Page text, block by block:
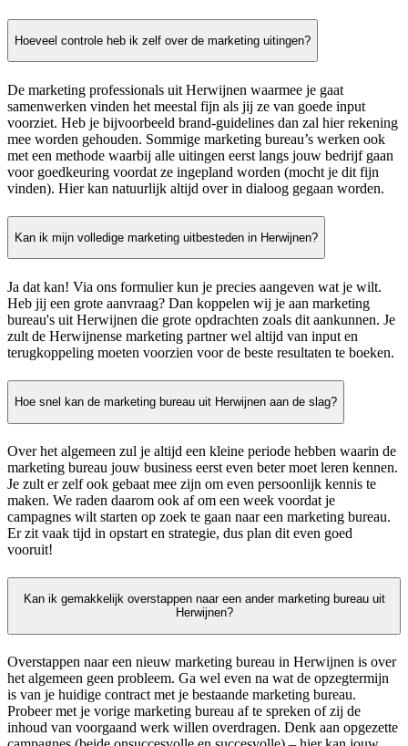
Hoeveel controle heb ik zelf over de marketing uitingen?
De marketing professionals uit Herwijnen waarmee je gaat
samenwerken vinden het meestal fijn als jij ze van goede input
voorziet. Heb je bijvoorbeeld brand-guidelines dan zal hier rekening
mee worden gehouden. Sommige marketing bureau’s werken ook
met een methode waarbij alle uitingen eerst langs jouw bedrijf gaan
voor goedkeuring voordat ze ingepland worden (mocht je dit fijn
vinden). Hier kan natuurlijk altijd over in dialoog gegaan worden.
Kan ik mijn volledige marketing uitbesteden in Herwijnen?
Ja dat kan! Via ons formulier kun je precies aangeven wat je wilt.
Heb jij een grote aanvraag? Dan koppelen wij je aan marketing
bureau's uit Herwijnen die grote opdrachten zoals dit aankunnen. Je
zult de Herwijnense marketing partner wel altijd van input en
terugkoppeling moeten voorzien voor de beste resultaten te boeken.
Hoe snel kan de marketing bureau uit Herwijnen aan de slag?
Over het algemeen zul je altijd een kleine periode hebben waarin de
marketing bureau jouw business eerst even beter moet leren kennen.
Je zult er zelf ook gebaat mee zijn om even persoonlijk kennis te
maken. We raden daarom ook af om een week voordat je
campagnes wilt starten op zoek te gaan naar een marketing bureau.
Er zit vaak tijd in opstart en strategie, dus plan dit even goed
vooruit!
Kan ik gemakkelijk overstappen naar een ander marketing bureau uit
Herwijnen?
Overstappen naar een nieuw marketing bureau in Herwijnen is over
het algemeen geen probleem. Ga wel even na wat de opzegtermijn
is van je huidige contract met je bestaande marketing bureau.
Probeer met je vorige marketing bureau af te spreken of zij de
inhoud van voorgaand werk willen overdragen. Denk aan opgezette